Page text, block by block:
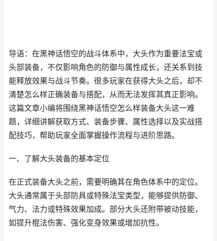
导语：在黑神话悟空的战斗体系中，大头作为重要法宝或
头部装备，不仅影响角色的防御与属性成长，还关系到技
能释放效果与战斗节奏。很多玩家在获得大头之后，却不
清楚怎么样正确装备与搭配，从而无法发挥其真正影响。
这篇文章小编将围绕黑神话悟空怎么样装备大头这一难
题，详细讲解获取方式、装备步骤、属性选择以及实战搭
配技巧，帮助玩家全面掌握操作流程与进阶思路。
一、了解大头装备的基本定位
在正式装备大头之前，需要明确其在角色体系中的定位。
大头通常属于头部防具或特殊法宝类型，能够提供防御、
气力、法力或特殊效果加成。部分大头还附带被动技能，
如提升棍法伤害、强化变身效果或增加抗性。